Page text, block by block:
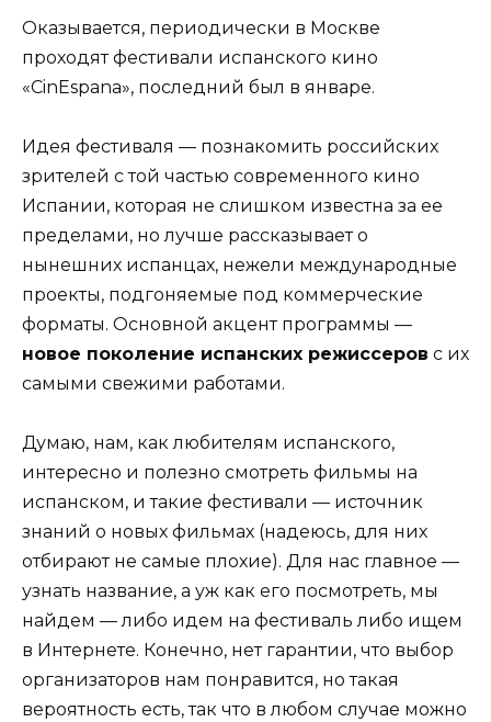
Оказывается, периодически в Москве
проходят фестивали испанского кино
«CinEspana», последний был в январе.
Идея фестиваля — познакомить российских
зрителей с той частью современного кино
Испании, которая не слишком известна за ее
пределами, но лучше рассказывает о
нынешних испанцах, нежели международные
проекты, подгоняемые под коммерческие
форматы. Основной акцент программы —
новое поколение испанских режиссеров с их
самыми свежими работами.
Думаю, нам, как любителям испанского,
интересно и полезно смотреть фильмы на
испанском, и такие фестивали — источник
знаний о новых фильмах (надеюсь, для них
отбирают не самые плохие). Для нас главное —
узнать название, а уж как его посмотреть, мы
найдем — либо идем на фестиваль либо ищем
в Интернете. Конечно, нет гарантии, что выбор
организаторов нам понравится, но такая
вероятность есть, так что в любом случае можно